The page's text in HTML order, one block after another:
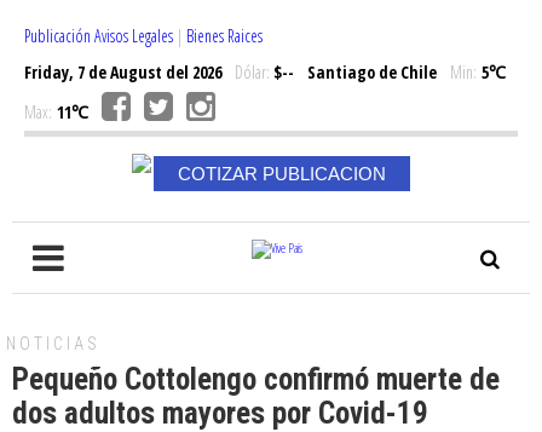
Publicación Avisos Legales | Bienes Raices
Friday, 7 de August del 2026Dólar: $-- Santiago de Chile Min: 5℃
Max: 11℃
COTIZAR PUBLICACION
NOTICIAS
Pequeño Cottolengo confirmó muerte de
dos adultos mayores por Covid-19